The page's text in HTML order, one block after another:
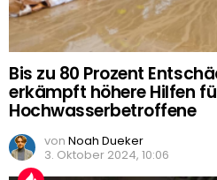
Bis zu 80 Prozent
erkämpft höhere Hilfen
Hochwasserbetroffene
von Noah Dueker
3. Oktober 2024, 10:06